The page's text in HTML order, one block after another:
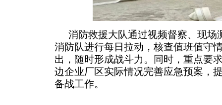
消防救援大队通过视频督察、现
消防队进行每日拉动，核查值班值守
出，随时形成战斗力。同时，重点要
边企业厂区实际情况完善应急预案，
备战工作。